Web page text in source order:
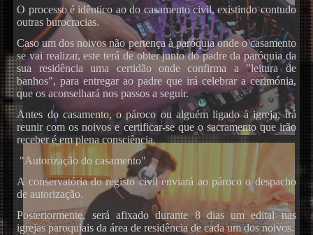
O processo é idêntico ao do casamento civil, existindo contudo
outras burocracias.
Caso um dos noivos não pertença à paróquia onde o casamento
se vai realizar, este terá de obter junto do padre da paróquia da
sua residência uma certidão onde confirma a "leitura de
banhos", para entregar ao padre que irá celebrar a cerimónia,
que os aconselhará nos passos a seguir.
Antes do casamento, o pároco ou alguém ligado à igreja, irá
reunir com os noivos e certificar-se que o sacramento que irão
receber é em plena consciência.
"Autorização do casamento"
A conservatória do registo civil enviará ao pároco o despacho
de autorização.
Posteriormente, será afixado durante 8 dias um edital nas
igrejas paroquiais da área de residência de cada um dos noivos.